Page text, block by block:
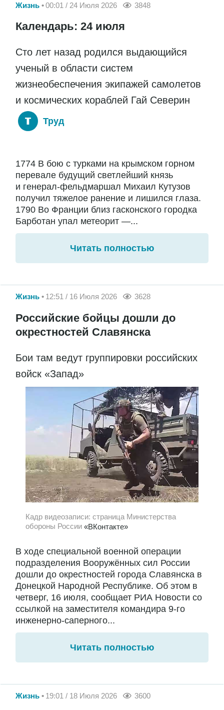
Жизнь 00:01 / 24 Июля 2026 3848
Календарь: 24 июля
Сто лет назад родился выдающийся
ученый в области систем
жизнеобеспечения экипажей самолетов
и космических кораблей Гай Северин
Труд
1774 В бою с турками на крымском горном
перевале будущий светлейший князь
и генерал-фельдмаршал Михаил Кутузов
получил тяжелое ранение и лишился глаза.
1790 Во Франции близ гасконского городка
Барботан упал метеорит —...
Читать полностью
Жизнь 12:51 / 16 Июля 2026 3628
Российские бойцы дошли до
окрестностей Славянска
Бои там ведут группировки российских
войск «Запад»
Кадр видеозаписи: страница Министерства
обороны России «ВКонтакте»
В ходе специальной военной операции
подразделения Вооружённых сил России
дошли до окрестностей города Славянска в
Донецкой Народной Республике. Об этом в
четверг, 16 июля, сообщает РИА Новости со
ссылкой на заместителя командира 9-го
инженерно-саперного...
Читать полностью
Жизнь 19:01 / 18 Июля 2026 3600